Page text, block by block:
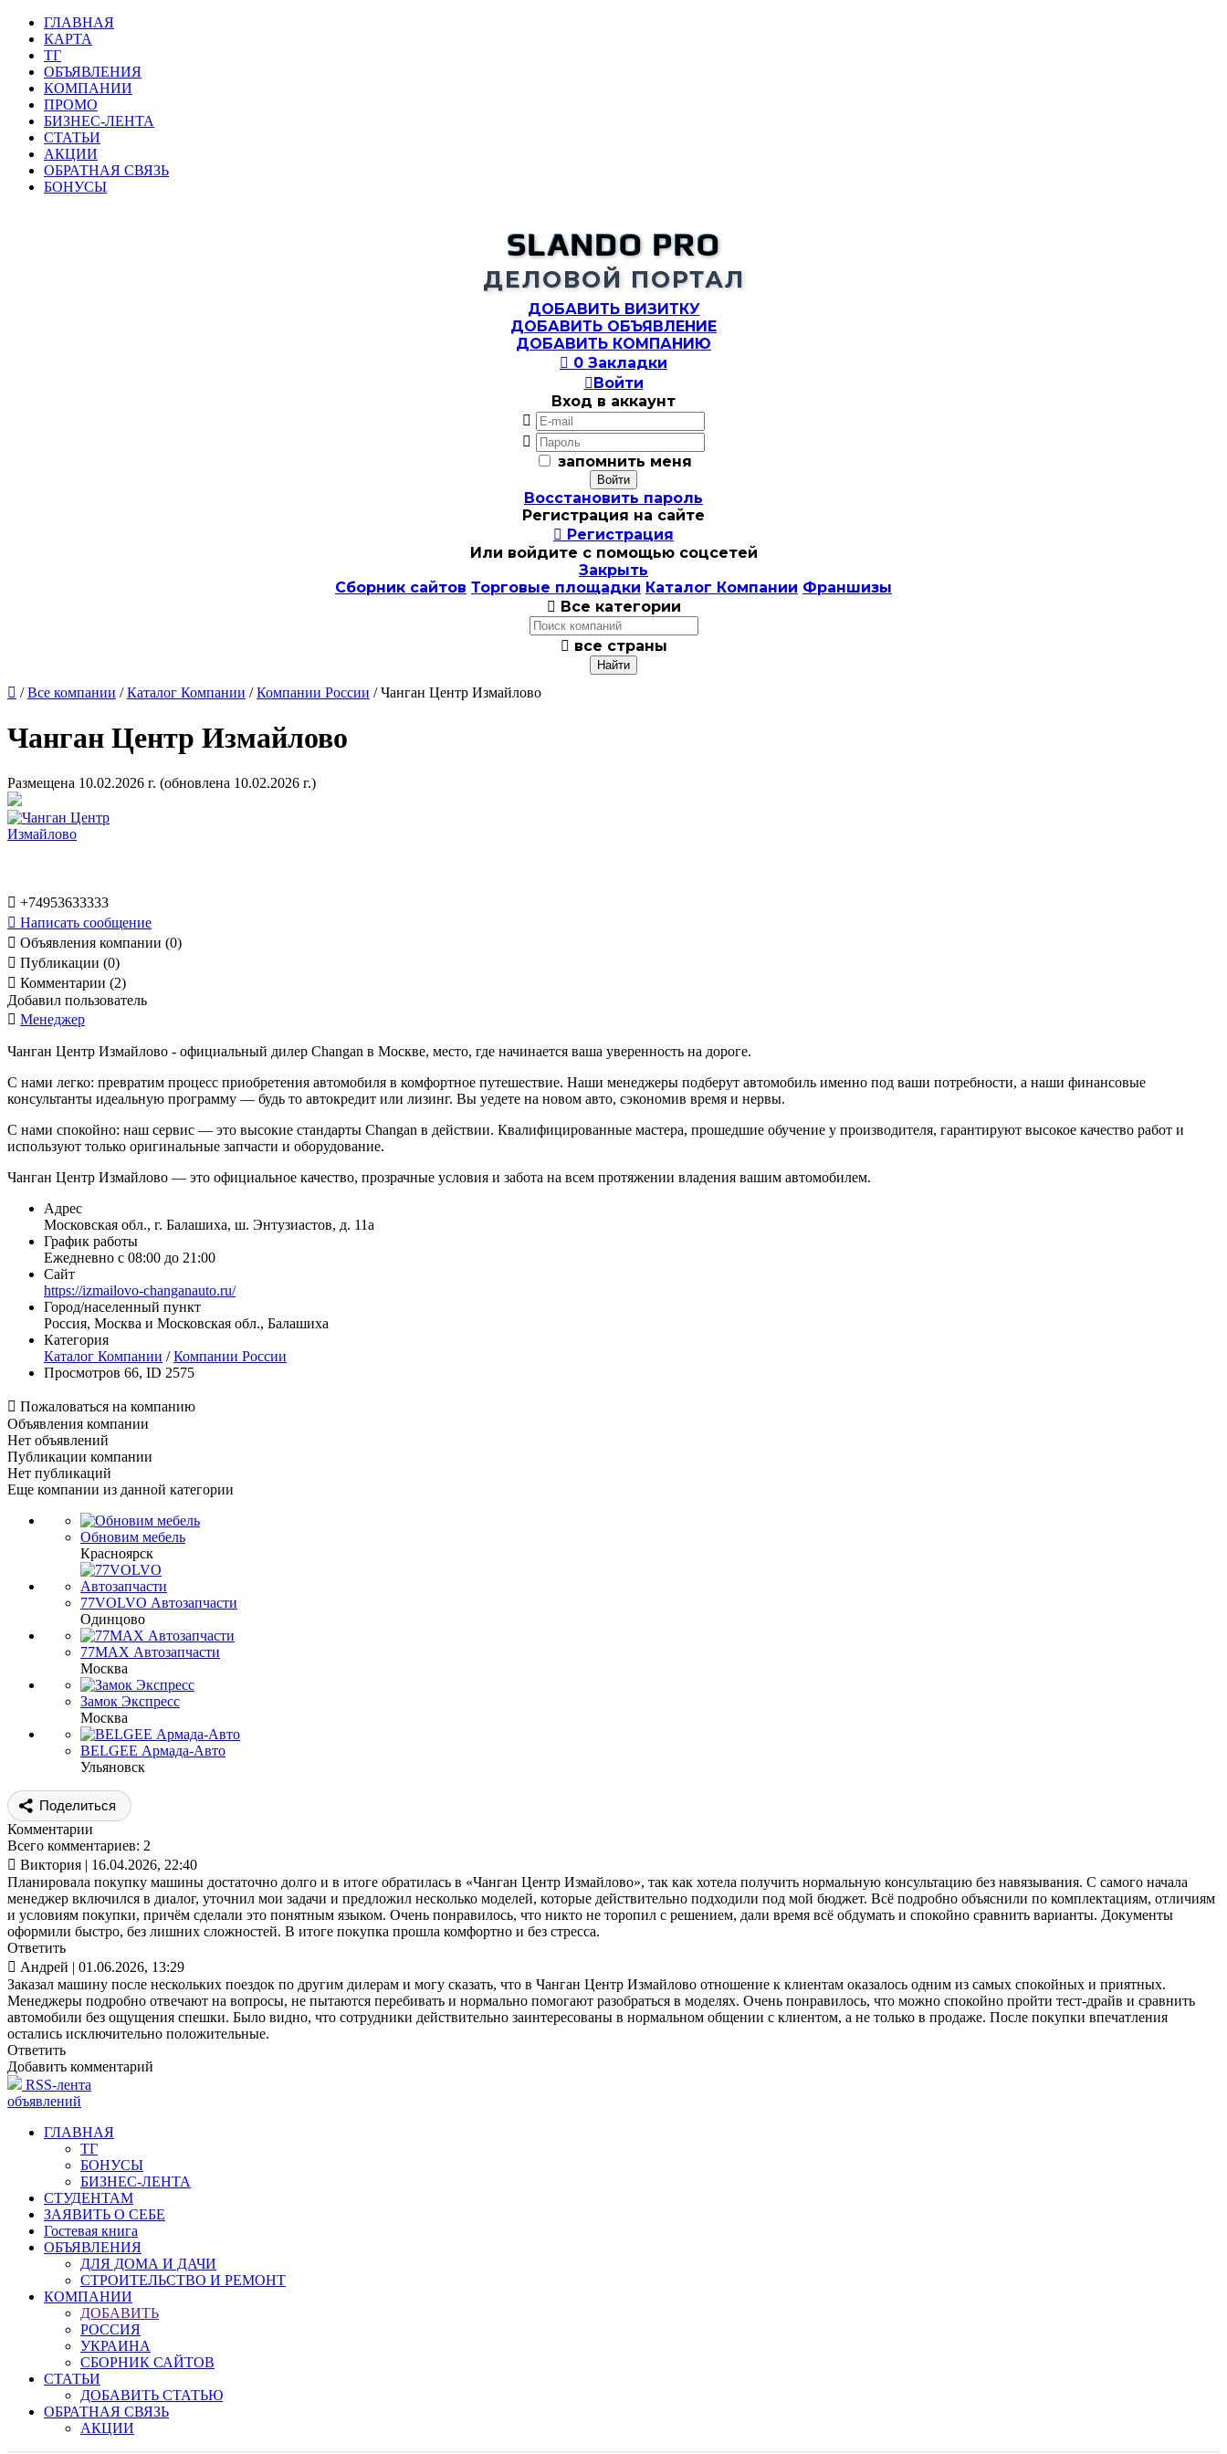
ГЛАВНАЯ
КАРТА
ТГ
ОБЪЯВЛЕНИЯ
КОМПАНИИ
ПРОМО
БИЗНЕС-ЛЕНТА
СТАТЬИ
АКЦИИ
ОБРАТНАЯ СВЯЗЬ
БОНУСЫ
SLANDO PRO
ДЕЛОВОЙ ПОРТАЛ
ДОБАВИТЬ ВИЗИТКУ
ДОБАВИТЬ ОБЪЯВЛЕНИЕ
ДОБАВИТЬ КОМПАНИЮ
 0 Закладки
Войти
Вход в аккаунт


запомнить меня
Восстановить пароль
Регистрация на сайте
 Регистрация
Или войдите с помощью соцсетей
Закрыть
Сборник сайтов Торговые площадки Каталог Компании Франшизы
 Все категории
 все страны
 /Все компании /Каталог Компании /Компании России / Чанган Центр Измайлово
Чанган Центр Измайлово
Размещена 10.02.2026 г. (обновлена 10.02.2026 г.)
 +74953633333
 Написать сообщение
 Объявления компании (0)
 Публикации (0)
 Комментарии (2)
Добавил пользователь
 Менеджер
Чанган Центр Измайлово - официальный дилер Changan в Москве, место, где начинается ваша уверенность на дороге.
С нами легко: превратим процесс приобретения автомобиля в комфортное путешествие. Наши менеджеры подберут автомобиль именно под ваши потребности, а наши финансовые
консультанты идеальную программу — будь то автокредит или лизинг. Вы уедете на новом авто, сэкономив время и нервы.
С нами спокойно: наш сервис — это высокие стандарты Changan в действии. Квалифицированные мастера, прошедшие обучение у производителя, гарантируют высокое качество работ и
используют только оригинальные запчасти и оборудование.
Чанган Центр Измайлово — это официальное качество, прозрачные условия и забота на всем протяжении владения вашим автомобилем.
Адрес
Московская обл., г. Балашиха, ш. Энтузиастов, д. 11а
График работы
Ежедневно с 08:00 до 21:00
Сайт
https://izmailovo-changanauto.ru/
Город/населенный пункт
Россия, Москва и Московская обл., Балашиха
Категория
Каталог Компании /Компании России
Просмотров 66, ID 2575
 Пожаловаться на компанию
Объявления компании
Нет объявлений
Публикации компании
Нет публикаций
Еще компании из данной категории
Обновим мебель
Красноярск
77VOLVO Автозапчасти
Одинцово
77MAX Автозапчасти
Москва
Замок Экспресс
Москва
BELGEE Армада-Авто
Ульяновск
Поделиться
Комментарии
Всего комментариев: 2
 Виктория | 16.04.2026, 22:40
Планировала покупку машины достаточно долго и в итоге обратилась в «Чанган Центр Измайлово», так как хотела получить нормальную консультацию без навязывания. С самого начала
менеджер включился в диалог, уточнил мои задачи и предложил несколько моделей, которые действительно подходили под мой бюджет. Всё подробно объяснили по комплектациям, отличиям
и условиям покупки, причём сделали это понятным языком. Очень понравилось, что никто не торопил с решением, дали время всё обдумать и спокойно сравнить варианты. Документы
оформили быстро, без лишних сложностей. В итоге покупка прошла комфортно и без стресса.
Ответить
 Андрей | 01.06.2026, 13:29
Заказал машину после нескольких поездок по другим дилерам и могу сказать, что в Чанган Центр Измайлово отношение к клиентам оказалось одним из самых спокойных и приятных.
Менеджеры подробно отвечают на вопросы, не пытаются перебивать и нормально помогают разобраться в моделях. Очень понравилось, что можно спокойно пройти тест-драйв и сравнить
автомобили без ощущения спешки. Было видно, что сотрудники действительно заинтересованы в нормальном общении с клиентом, а не только в продаже. После покупки впечатления
остались исключительно положительные.
Ответить
Добавить комментарий
RSS-лента
объявлений
ГЛАВНАЯ
ТГ
БОНУСЫ
БИЗНЕС-ЛЕНТА
СТУДЕНТАМ
ЗАЯВИТЬ О СЕБЕ
Гостевая книга
ОБЪЯВЛЕНИЯ
ДЛЯ ДОМА И ДАЧИ
СТРОИТЕЛЬСТВО И РЕМОНТ
КОМПАНИИ
ДОБАВИТЬ
РОССИЯ
УКРАИНА
СБОРНИК САЙТОВ
СТАТЬИ
ДОБАВИТЬ СТАТЬЮ
ОБРАТНАЯ СВЯЗЬ
АКЦИИ